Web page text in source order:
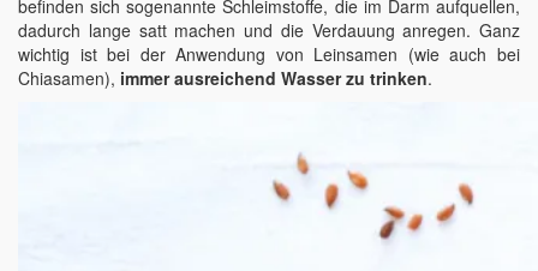
befinden sich sogenannte Schleimstoffe, die im Darm aufquellen,
dadurch lange satt machen und die Verdauung anregen. Ganz
wichtig ist bei der Anwendung von Leinsamen (wie auch bei
Chiasamen), immer ausreichend Wasser zu trinken.